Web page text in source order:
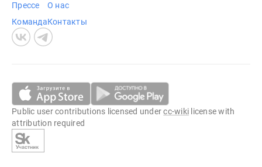
Прессе
Команда
О нас
Контакты
Public user contributions licensed undercc-wiki license with
attribution required